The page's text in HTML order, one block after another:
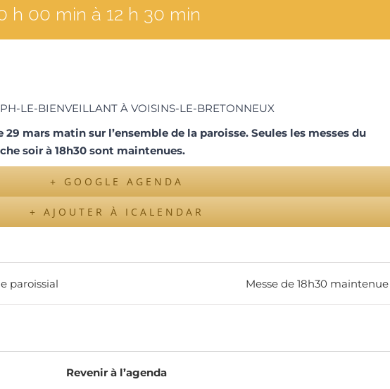
h 00 min à 12 h 30 min
LE-BIENVEILLANT À VOISINS-LE-BRETONNEUX
29 mars matin sur l’ensemble de la paroisse. Seules les messes du
soir à 18h30 sont maintenues.
+ GOOGLE AGENDA
+ AJOUTER À ICALENDAR
paroissial Messe de 18h30 maintenue
Revenir à l’agenda